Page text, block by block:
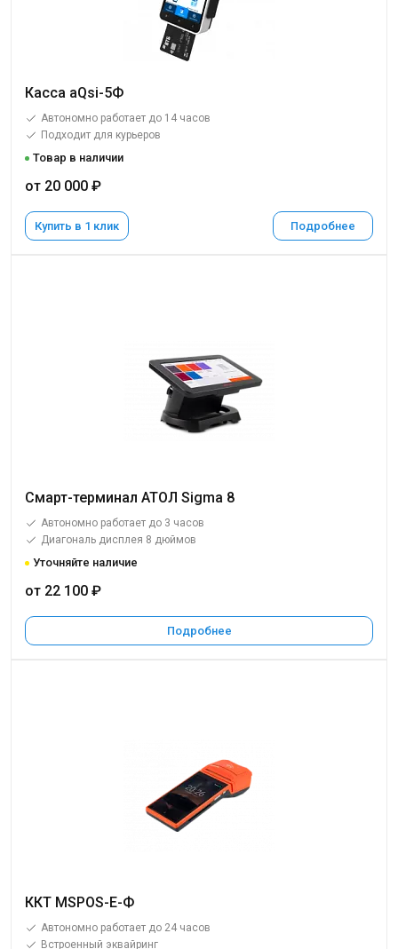
Касса aQsi-5Ф
Автономно работает до 14 часов
Подходит для курьеров
Товар в наличии
от 20 000 ₽
Купить в 1 клик Подробнее
Смарт-терминал АТОЛ Sigma 8
Автономно работает до 3 часов
Диагональ дисплея 8 дюймов
Уточняйте наличие
от 22 100 ₽
Подробнее
ККТ MSPOS-E-Ф
Автономно работает до 24 часов
Встроенный эквайринг